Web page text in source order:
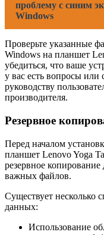
проблему с синим
Windows
Проверьте указанные
Windows на планшет
убедиться, что ваше
у вас есть вопросы или
руководству
производителя.
Резервное
Перед началом
планшет Lenovo Yoga
резервное
важных файлов.
Существует несколько
данных:
Использование